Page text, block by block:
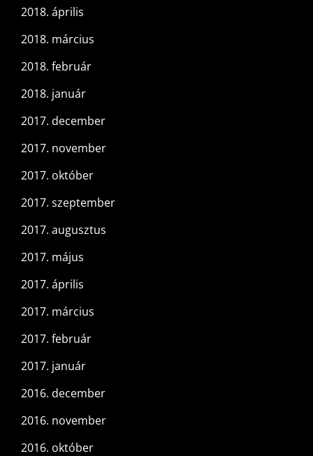
2018. április
2018. március
2018. február
2018. január
2017. december
2017. november
2017. október
2017. szeptember
2017. augusztus
2017. május
2017. április
2017. március
2017. február
2017. január
2016. december
2016. november
2016. október